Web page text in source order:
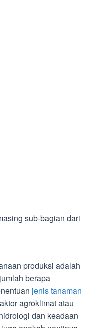
sub-bagian dari
produksi adalah
berapa
jenis tanaman
agroklimat atau
dan keadaan